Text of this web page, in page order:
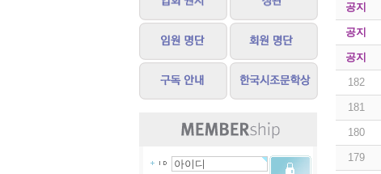
공지
공지
공지
182
181
180
179